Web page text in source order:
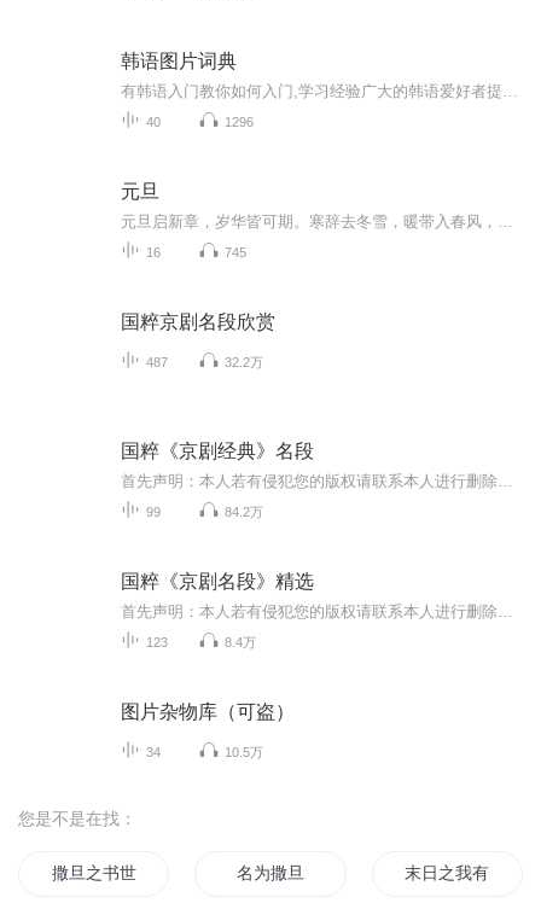
韩语图片词典
40 1296
元旦
16 745
国粹京剧名段欣赏
487 32.2万
国粹《京剧经典》名段
99 84.2万
国粹《京剧名段》精选
123 8.4万
图片杂物库（可盗）
34 10.5万
您是不是在找：
撒旦之书世界末日 名为撒旦 末日之我有一片